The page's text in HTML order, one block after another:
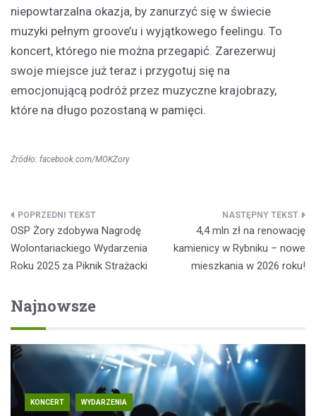
niepowtarzalna okazja, by zanurzyć się w świecie
muzyki pełnym groove’u i wyjątkowego feelingu. To
koncert, którego nie można przegapić. Zarezerwuj
swoje miejsce już teraz i przygotuj się na
emocjonującą podróż przez muzyczne krajobrazy,
które na długo pozostaną w pamięci.
Źródło: facebook.com/MOKZory
Nawigacja
wpisu
OSP Żory zdobywa Nagrodę
Wolontariackiego Wydarzenia
Roku 2025 za Piknik Strażacki
4,4 mln zł na renowację
kamienicy w Rybniku – nowe
mieszkania w 2026 roku!
Najnowsze
KONCERT WYDARZENIA